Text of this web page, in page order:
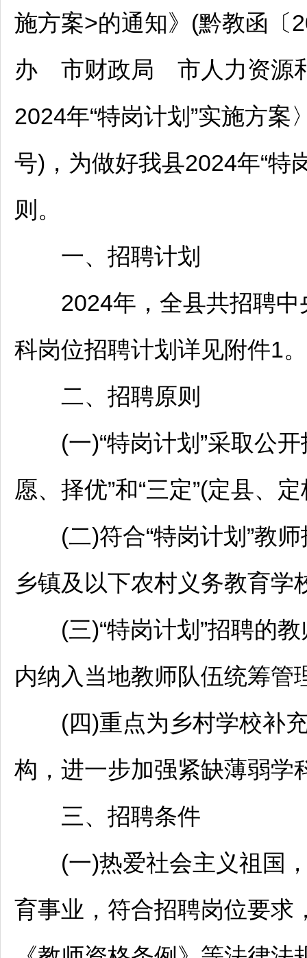
施方案>的通知》(黔教函
办 市财政局 市人力资源
2024年“特岗计划”实施方
号)，为做好我县2024年“特
则。
一、 招聘计划
2024年，全县共招聘中
科岗位招聘计划详见附件1。
二、 招聘原则
(一)“特岗计划”采取公开
愿、择优”和“三定”(定县、
(二)符合“特岗计划”教师
乡镇及以下农村义务教育
(三)“特岗计划”招聘的教
内纳入当地教师队伍统筹管
(四)重点为乡村学校补
构，进一步加强紧缺薄弱学
三、 招聘条件
(一)热爱社会主义祖国，
育事业，符合招聘岗位要求